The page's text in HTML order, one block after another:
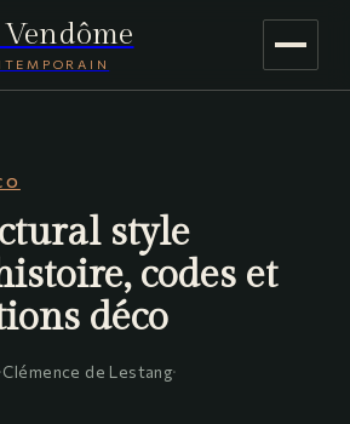
style
codes et
déco
·Clémence de Lestang·